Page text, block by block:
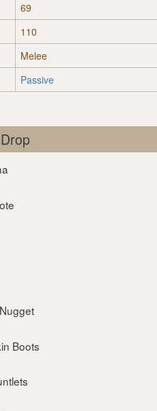
69
110
Melee
Passive
Drop
Boots